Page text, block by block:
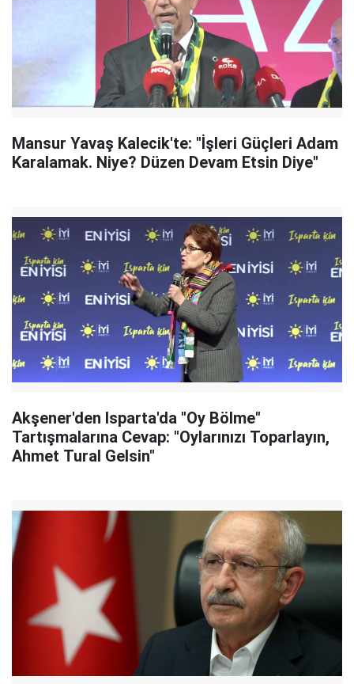
Mansur Yavaş Kalecik'te: "İşleri Güçleri Adam
Karalamak. Niye? Düzen Devam Etsin Diye"
Akşener'den Isparta'da "Oy Bölme"
Tartışmalarına Cevap: "Oylarınızı Toparlayın,
Ahmet Tural Gelsin"